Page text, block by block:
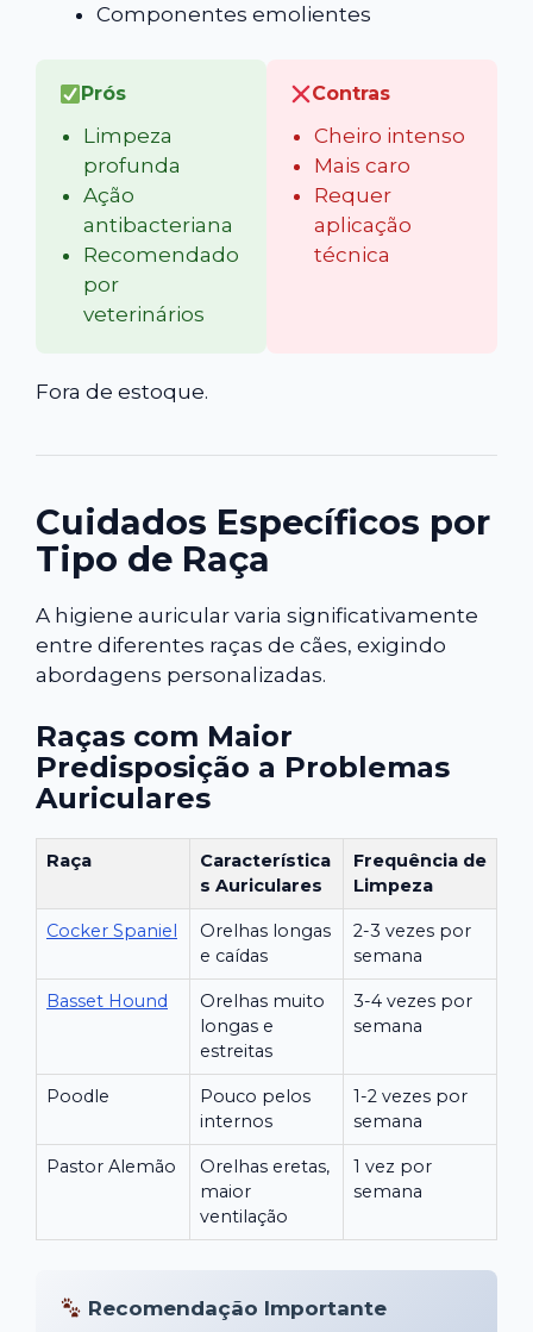
Componentes emolientes
Prós
Limpeza
profunda
Ação
antibacteriana
Recomendado
por
veterinários
Contras
Cheiro intenso
Mais caro
Requer
aplicação
técnica
Fora de estoque.
Cuidados Específicos por
Tipo de Raça
A higiene auricular varia significativamente
entre diferentes raças de cães, exigindo
abordagens personalizadas.
Raças com Maior
Predisposição a Problemas
Auriculares
Raça
Característica
s Auriculares
Frequência de
Limpeza
Cocker Spaniel
Orelhas longas
e caídas
2-3 vezes por
semana
Basset Hound
Orelhas muito
longas e
estreitas
3-4 vezes por
semana
Poodle
Pouco pelos
internos
1-2 vezes por
semana
Pastor Alemão
Orelhas eretas,
maior
ventilação
1 vez por
semana
Recomendação Importante